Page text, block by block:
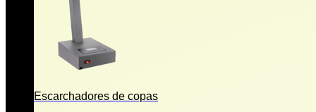
Escarchadores de copas